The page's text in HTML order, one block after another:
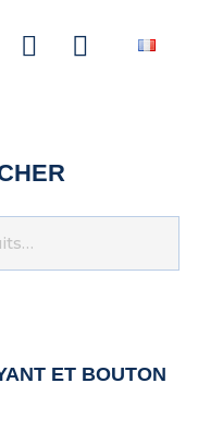
ET BOUTON